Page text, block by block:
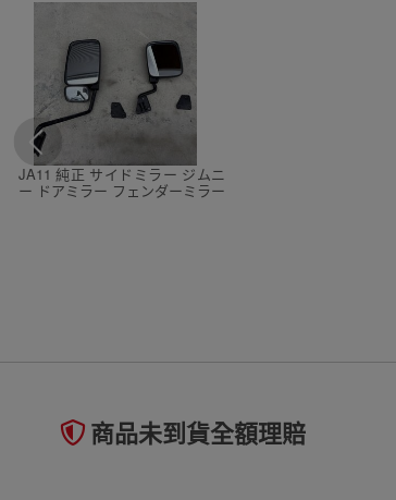
JA11 純正 サイドミラー ジムニ
ー ドアミラー フェンダーミラー
商品未到貨全額理賠